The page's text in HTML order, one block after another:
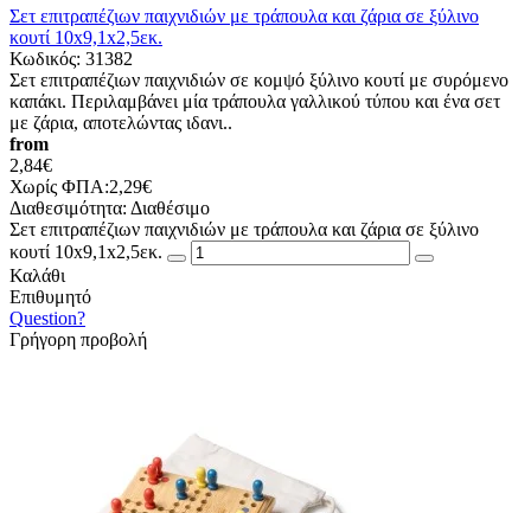
Σετ επιτραπέζιων παιχνιδιών με τράπουλα και ζάρια σε ξύλινο
κουτί 10x9,1x2,5εκ.
Κωδικός: 31382
Σετ επιτραπέζιων παιχνιδιών σε κομψό ξύλινο κουτί με συρόμενο
καπάκι. Περιλαμβάνει μία τράπουλα γαλλικού τύπου και ένα σετ
με ζάρια, αποτελώντας ιδανι..
from
2,84€
Χωρίς ΦΠΑ:2,29€
Διαθεσιμότητα: Διαθέσιμο
Σετ επιτραπέζιων παιχνιδιών με τράπουλα και ζάρια σε ξύλινο
κουτί 10x9,1x2,5εκ.
Καλάθι
Επιθυμητό
Question?
Γρήγορη προβολή